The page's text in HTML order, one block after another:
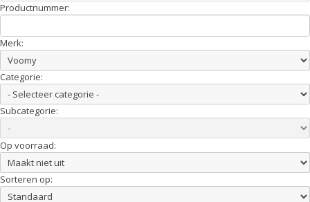
Productnummer:
Merk:
Categorie:
Subcategorie:
Op voorraad:
Sorteren op: